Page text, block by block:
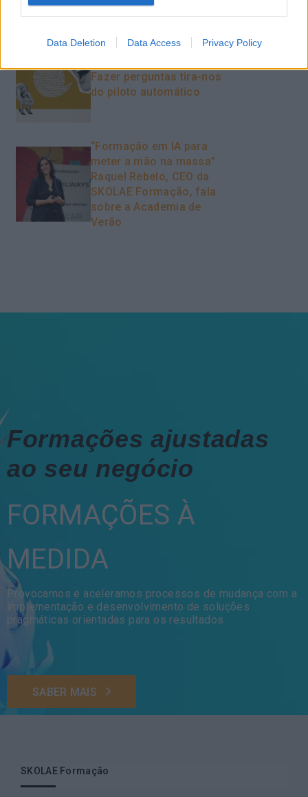
Data Deletion Data Access Privacy Policy
exigem pensamento
Fazer perguntas tira-nos
do piloto automático
“Formação em IA para
meter a mão na massa”
Raquel Rebelo, CEO da
SKOLAE Formação, fala
sobre a Academia de
Verão
Formações ajustadas
ao seu negócio
FORMAÇÕES À
MEDIDA
Provocamos e aceleramos processos de mudança com a
implementação e desenvolvimento de soluções
pragmáticas orientadas para os resultados
SABER MAIS
SKOLAE Formação